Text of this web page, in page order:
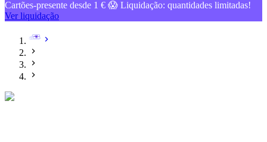
Cartões-presente desde 1 € 😱 Liquidação: quantidades limitadas!
Ver liquidação